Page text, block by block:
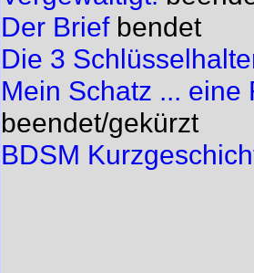
Der Briefbendet
Die 3
Mein Schatz ... eine
beendet/gekürzt
BDSM